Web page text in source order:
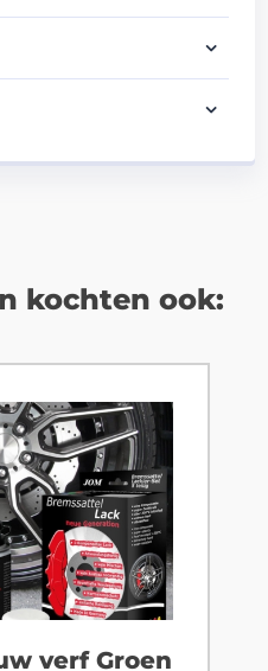
kochten ook:
verf Groen